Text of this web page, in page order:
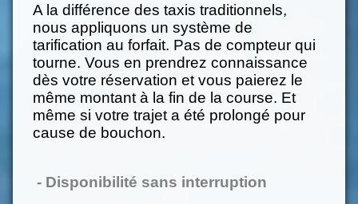
A la différence des taxis traditionnels,
nous appliquons un système de
tarification au forfait. Pas de compteur qui
tourne. Vous en prendrez connaissance
dès votre réservation et vous paierez le
même montant à la fin de la course. Et
même si votre trajet a été prolongé pour
cause de bouchon.
- Disponibilité sans interruption